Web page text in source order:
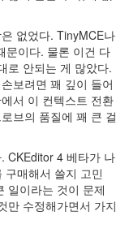
없었다. TinyMCE나
문이다. 물론 이건 다
로 안되는 게 많았다.
보려면 꽤 깊이 들어
서 이 컨텍스트 전환
브의 품질에 꽤 큰 걸
CKEditor 4 베타가 나
매해서 쓸지 고민
일이라는 것이 문제
만 수정해가면서 가지